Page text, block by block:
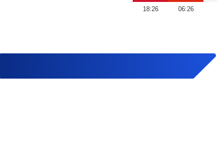
18:26 06:26